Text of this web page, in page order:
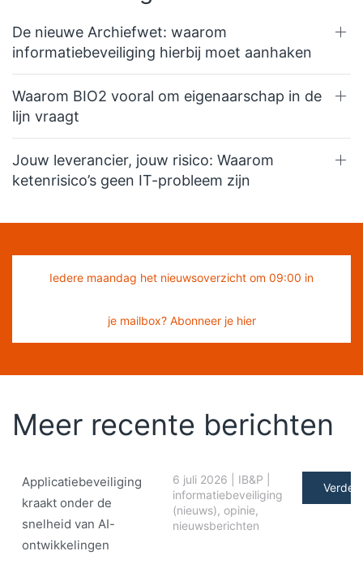
De nieuwe Archiefwet: waarom
informatiebeveiliging hierbij moet aanhaken
Waarom BIO2 vooral om eigenaarschap in de
lijn vraagt
Jouw leverancier, jouw risico: Waarom
ketenrisico’s geen IT-probleem zijn
Iedere maandag het nieuwsoverzicht om 09:00 in
je mailbox? Abonneer je hier
Meer recente berichten
Applicatiebeveiliging
kraakt onder de
snelheid van AI-
ontwikkelingen
6 juli 2026 IB&P
informatiebeveiliging
(nieuws), opinie,
nieuwsberichten
Verder